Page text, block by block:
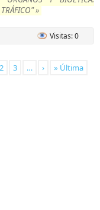
»
Visitas: 0
2 3 … › » Última